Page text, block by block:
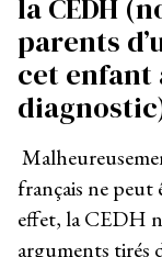
la CEDH
parents
cet enfant
français ne peut
effet, la CEDH
arguments tirés